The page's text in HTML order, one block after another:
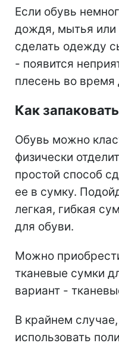
Если обувь
дождя, мытья или
сделать одежду
- появится
плесень во время
Как
Обувь можно
физически
простой способ
ее в сумку.
легкая, гибкая
для обуви.
Можно
тканевые сумки
вариант -
В крайнем
использовать